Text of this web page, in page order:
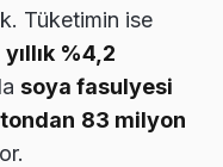
Tüketimin ise
yıllık %4,2
soya fasulyesi
83 milyon